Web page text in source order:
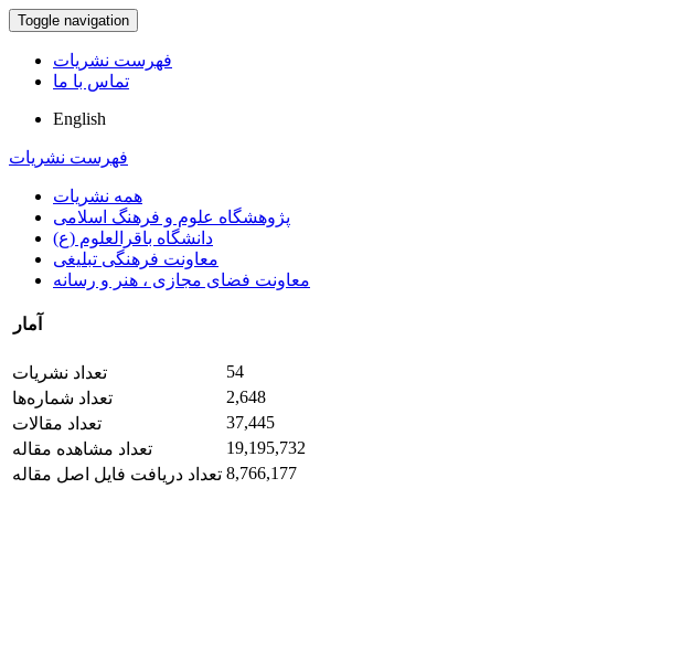
Toggle navigation
فهرست نشریات
تماس با ما
English
فهرست نشریات
همه نشریات
پژوهشگاه علوم و فرهنگ اسلامی
دانشگاه باقرالعلوم (ع)
معاونت فرهنگی تبلیغی
معاونت فضای مجازی ، هنر و رسانه
آمار
تعداد نشریات
54
تعداد شماره‌ها
2,648
تعداد مقالات
37,445
تعداد مشاهده مقاله
19,195,732
تعداد دریافت فایل اصل مقاله 8,766,177